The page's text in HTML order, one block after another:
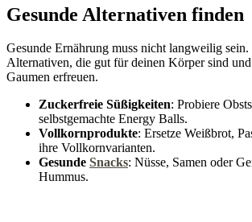
Gesunde Alternativen finden
Gesunde Ernährung muss nicht langweilig
Alternativen, die gut für deinen Körper sind
Gaumen erfreuen.
Zuckerfreie Süßigkeiten: Probiere
selbstgemachte Energy Balls.
Vollkornprodukte: Ersetze Weißbrot,
ihre Vollkornvarianten.
Gesunde Snacks: Nüsse, Samen oder
Hummus.